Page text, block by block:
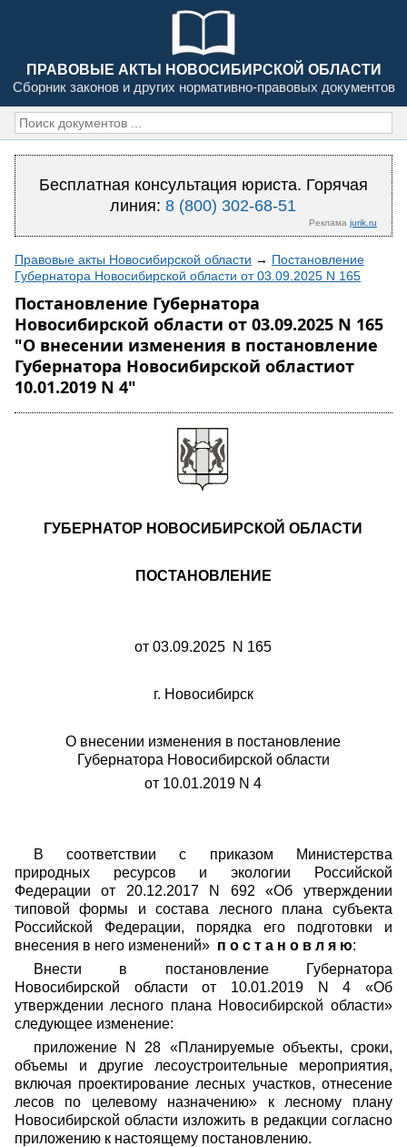
ПРАВОВЫЕ АКТЫ НОВОСИБИРСКОЙ ОБЛАСТИ
Сборник законов и других нормативно-правовых документов
Бесплатная консультация юриста. Горячая
линия:8 (800) 302-68-51
Реклама jurik.ru
Правовые акты Новосибирской области → Постановление
Губернатора Новосибирской области от 03.09.2025 N 165
Постановление Губернатора
Новосибирской области от 03.09.2025 N 165
"О внесении изменения в постановление
Губернатора Новосибирской областиот
10.01.2019 N 4"
ГУБЕРНАТОР НОВОСИБИРСКОЙ ОБЛАСТИ
ПОСТАНОВЛЕНИЕ
от 03.09.2025 N 165
г. Новосибирск
О внесении изменения в постановление
Губернатора Новосибирской области
от 10.01.2019 N 4
В соответствии с приказом Министерства
природных ресурсов и экологии Российской
Федерации от 20.12.2017 N 692 «Об утверждении
типовой формы и состава лесного плана субъекта
Российской Федерации, порядка его подготовки и
внесения в него изменений» п о с т а н о в л я ю:
Внести в постановление Губернатора
Новосибирской области от 10.01.2019 N 4 «Об
утверждении лесного плана Новосибирской области»
следующее изменение:
приложение N 28 «Планируемые объекты, сроки,
объемы и другие лесоустроительные мероприятия,
включая проектирование лесных участков, отнесение
лесов по целевому назначению» к лесному плану
Новосибирской области изложить в редакции согласно
приложению к настоящему постановлению.